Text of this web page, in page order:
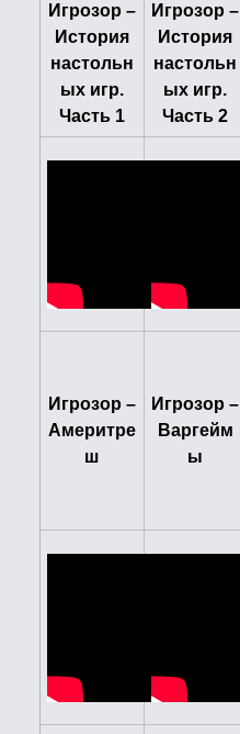
Игрозор –
История
настольн
ых игр.
Часть 1
Игрозор –
История
настольн
ых игр.
Часть 2
Игрозор –
Америтре
ш
Игрозор –
Варгейм
ы